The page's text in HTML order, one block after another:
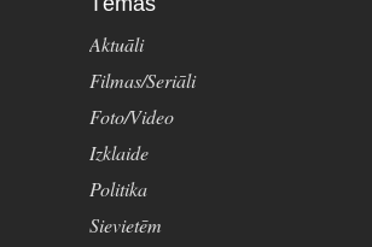
Aktuāli
Filmas/Seriāli
Foto/Video
Izklaide
Politika
Sievietēm